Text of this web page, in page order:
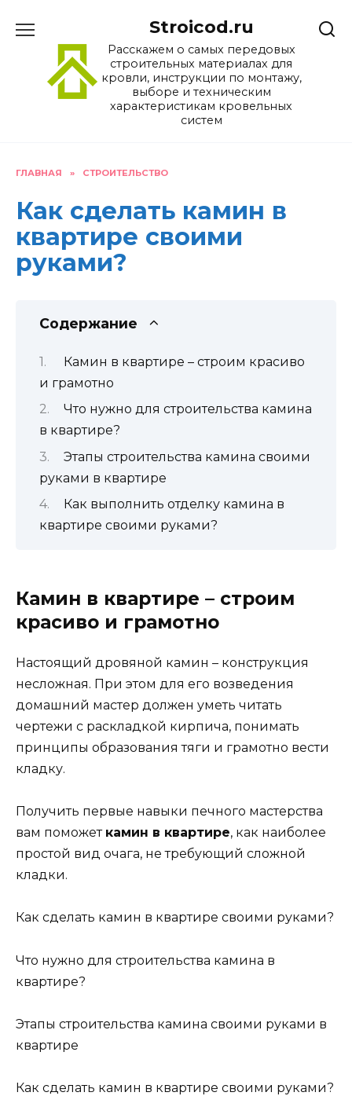
содержанию
Stroicod.ru
Расскажем о самых передовых
строительных материалах для
кровли, инструкции по монтажу,
выборе и техническим
характеристикам кровельных
систем
ГЛАВНАЯ » СТРОИТЕЛЬСТВО
Как сделать камин в
квартире своими
руками?
Содержание
Камин в квартире – строим красиво
и грамотно
Что нужно для строительства камина
в квартире?
Этапы строительства камина своими
руками в квартире
Как выполнить отделку камина в
квартире своими руками?
Камин в квартире – строим
красиво и грамотно
Настоящий дровяной камин – конструкция
несложная. При этом для его возведения
домашний мастер должен уметь читать
чертежи с раскладкой кирпича, понимать
принципы образования тяги и грамотно вести
кладку.
Получить первые навыки печного мастерства
вам поможет камин в квартире, как наиболее
простой вид очага, не требующий сложной
кладки.
Как сделать камин в квартире своими руками?
Что нужно для строительства камина в
квартире?
Этапы строительства камина своими руками в
квартире
Как сделать камин в квартире своими руками?